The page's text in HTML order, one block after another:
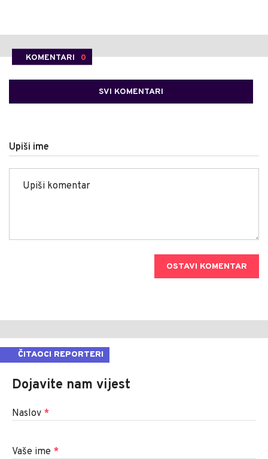
KOMENTARI 0
SVI KOMENTARI
Upiši ime
OSTAVI KOMENTAR
ČITAOCI REPORTERI
Dojavite nam vijest
Naslov *
Vaše ime *